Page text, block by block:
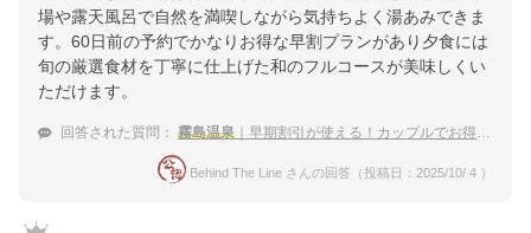
場や露天風呂で自然を満喫しながら気持ちよく湯あみできま
す。60日前の予約でかなりお得な早割プランがあり夕食には
旬の厳選食材を丁寧に仕上げた和のフルコースが美味しくい
ただけます。
回答された質問： 霧島温泉 ｜早期割引が使える！カップルでお得に泊まれる宿のおすすめは？
Behind The Line さんの回答（投稿日：2025/10/ 4 ）